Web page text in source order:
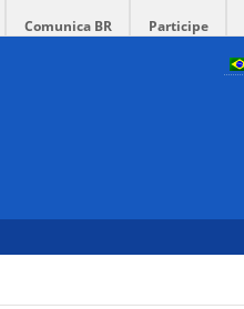
Comunica BR Participe